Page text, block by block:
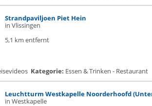
Strandpaviljoen Piet Hein
in Vlissingen
5,1 km entfernt
Kategorie: Essen & Trinken - Restaurant
Leuchtturm Westkapelle Noorderhoofd
in Westkapelle